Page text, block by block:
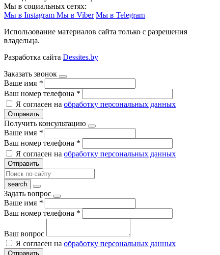
Мы в социальных сетях:
Мы в Instagram Мы в Viber Мы в Telegram
Использование материалов сайта только с разрешения
владельца.
Разработка сайта Dessites.by
Заказать звонок
Ваше имя *
Ваш номер телефона *
Я согласен на обработку персональных данных
Отправить
Получить консультацию
Ваше имя *
Ваш номер телефона *
Я согласен на обработку персональных данных
Отправить
Задать вопрос
Ваше имя *
Ваш номер телефона *
Ваш вопрос
Я согласен на обработку персональных данных
Отправить